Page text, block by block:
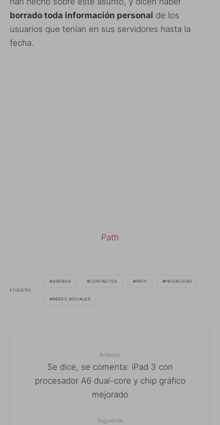
borrado toda información personal de los
usuarios que tenían en sus servidores hasta la
fecha.
Path
ETIQUETAS
AGENDA CONTACTOS PATH PRIVACIDAD
REDES SOCIALES
Anterior
Se dice, se comenta: iPad 3 con
procesador A6 dual-core y chip gráfico
mejorado
Siguiente